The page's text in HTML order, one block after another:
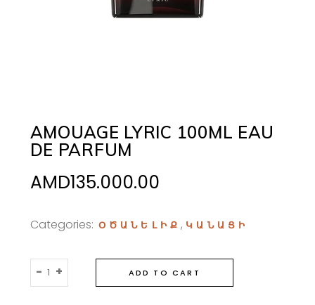
AMOUAGE LYRIC 100ML EAU
DE PARFUM
AMD135.000.00
Categories: ՕԾԱՆԵԼԻՔ, ԿԱՆԱՑԻ
Amouage
Lyric
- + ADD TO CART